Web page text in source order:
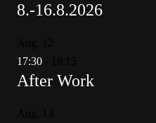
8.-16.8.2026
17:30
After Work